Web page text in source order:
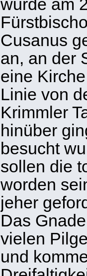
wurde am
Cusanus
an, an der
eine
Linie von
Krimmler
hinüber
besucht
sollen die
worden
jeher
Das
vielen
und